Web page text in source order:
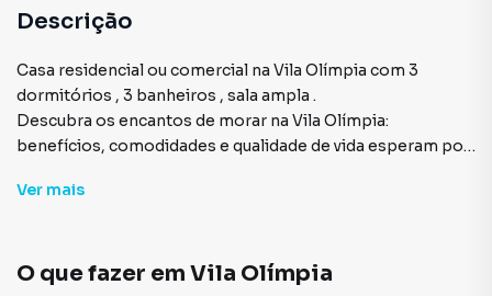
Descrição
Casa residencial ou comercial na Vila Olímpia com 3
dormitórios , 3 banheiros , sala ampla .
Descubra os encantos de morar na Vila Olímpia:
benefícios, comodidades e qualidade de vida esperam por
requisitados, especialmente por quem deseja viver perto
região conta com excelente infraestrutura e pode atender
Ver mais
O que fazer em Vila Olímpia